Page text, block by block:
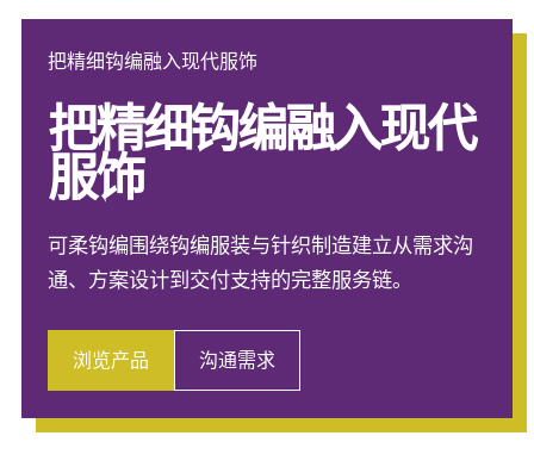
把精细钩编融入现代服饰
把精细钩编融入现代
服饰
可柔钩编围绕钩编服装与针织制造建立从需求沟
通、方案设计到交付支持的完整服务链。
浏览产品 沟通需求